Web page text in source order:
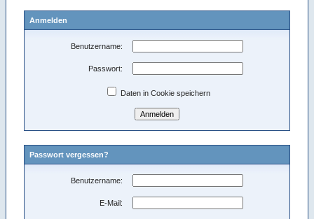
Anmelden
Benutzername:
Passwort:
Daten in Cookie speichern
Passwort vergessen?
Benutzername:
E-Mail: